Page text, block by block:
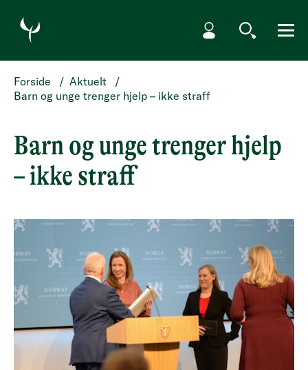
HOPP TIL HOVEDINNHOLD
Min side
Søk Meny
Forside / Aktuelt
/
Barn og unge trenger hjelp – ikke straff
Barn og unge trenger hjelp
– ikke straff